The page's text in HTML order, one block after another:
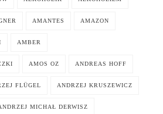
AMANTES AMAZON
AMBER
AMOS OZ ANDREAS HOFF
FLÜGEL ANDRZEJ KRUSZEWICZ
MICHAŁ DERWISZ